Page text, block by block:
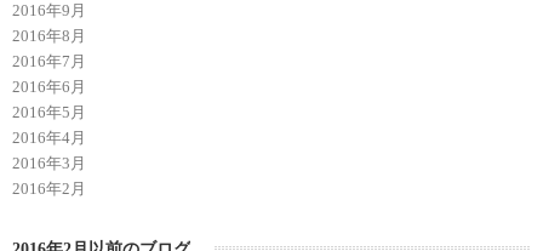
2016年9月
2016年8月
2016年7月
2016年6月
2016年5月
2016年4月
2016年3月
2016年2月